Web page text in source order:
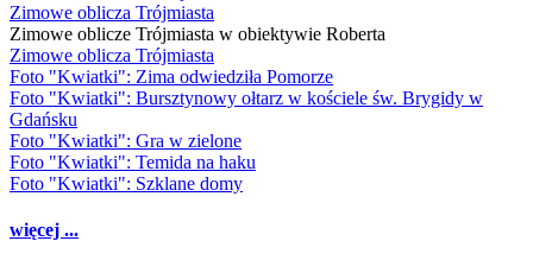
Zimowe oblicza Trójmiasta
Zimowe oblicze Trójmiasta w obiektywie Roberta
Zimowe oblicza Trójmiasta
Foto "Kwiatki": Zima odwiedziła Pomorze
Foto "Kwiatki": Bursztynowy ołtarz w kościele św. Brygidy w
Gdańsku
Foto "Kwiatki": Gra w zielone
Foto "Kwiatki": Temida na haku
Foto "Kwiatki": Szklane domy
więcej ...